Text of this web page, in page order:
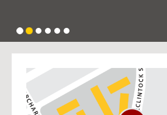
常见问题解答
USC
Housing
G
o
t
o